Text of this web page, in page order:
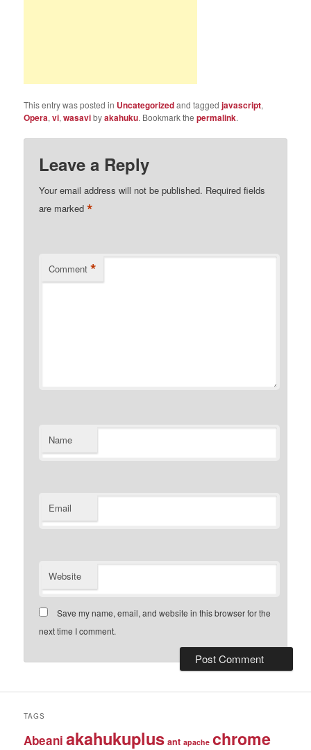
This entry was posted in Uncategorizedand taggedjavascript,
Opera,vi,wasavibyakahuku. Bookmark thepermalink.
Leave a Reply
Your email address will not be published. Required fields
are marked*
Comment *
Name
Email
Website
Save my name, email, and website in this browser for the
next time I comment.
TAGS
Abeani akahukuplus ant apache chrome